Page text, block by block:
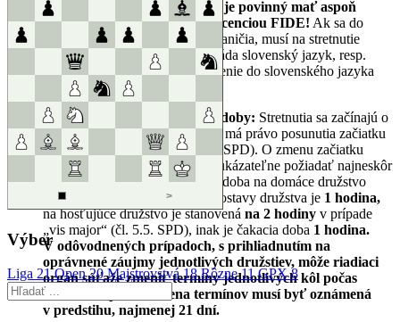
družstvo.
Každý klub v súťaži je povinný mať aspoň
jedného rozhodcu s platnou licenciou FIDE! Ak sa do
súťaže prihlási družstvo zo zahraničia, musí na stretnutie
zabezpečiť rozhodcu, ktorý ovláda slovenský jazyk, resp.
zabezpečiť kvalifikované tlmočenie do slovenského jazyka
počas celého stretnutia!
Začiatok stretnutia a čakacie doby: Stretnutia sa začínajú o
10:00 hod.Hosťujúce družstvo má právo posunutia začiatku
stretnutia
± 1 hodinu
(čl. 6.1. SPD). O zmenu začiatku
stretnutia sú hostia povinný preukázateľne požiadať najneskôr
14 dni pred stretnutím. Čakacia doba na domáce družstvo
alebo na hráča zaradeného do zostavy družstva je 1 hodina,
na hosťujúce družstvo je stanovená na 2 hodiny v prípade
„vis major“ (čl. 5.5. SPD), inak je čakacia doba 1 hodina.
V odôvodnených prípadoch, s prihliadnutím na
oprávnené záujmy jednotlivých družstiev, môže riadiaci
orgán súťaže zmeniť termíny jednotlivých kôl počas
súťaže. Prípadná zmena termínov musí byť oznámená
v predstihu, najmenej 21 dní.
Výber
Liga 21 Open20 Majstrovstvá18 Rôzne11 GPX8